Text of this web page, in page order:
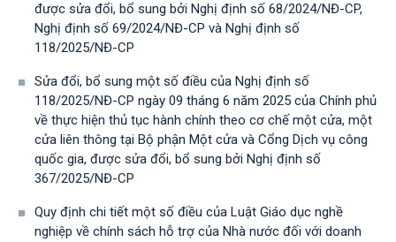
được sửa đổi, bổ sung bởi Nghị định số 68/2024/NĐ-CP,
Nghị định số 69/2024/NĐ-CP và Nghị định số
118/2025/NĐ-СР
Sửa đổi, bổ sung một số điều của Nghị định số
118/2025/NĐ-CP ngày 09 tháng 6 năm 2025 của Chính phủ
về thực hiện thủ tục hành chính theo cơ chế một cửa, một
cửa liên thông tại Bộ phận Một cửa và Cổng Dịch vụ công
quốc gia, được sửa đổi, bổ sung bởi Nghị định số
367/2025/NĐ-СР
Quy định chi tiết một số điều của Luật Giáo dục nghề
nghiệp về chính sách hỗ trợ của Nhà nước đối với doanh